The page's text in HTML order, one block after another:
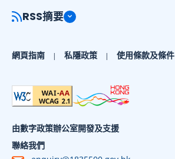
RSS摘要
網頁指南 私隱政策 使用條款及條件
由數字政策辦公室開發及支援
聯絡我們